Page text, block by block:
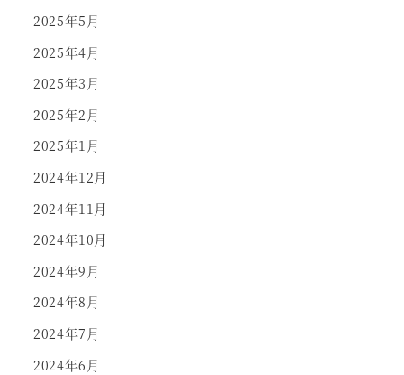
2025年5月
2025年4月
2025年3月
2025年2月
2025年1月
2024年12月
2024年11月
2024年10月
2024年9月
2024年8月
2024年7月
2024年6月